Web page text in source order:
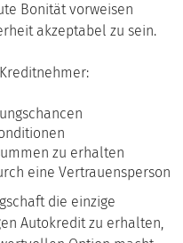
Bonität vorweisen
akzeptabel zu sein.
zu erhalten
eine Vertrauensperson
die einzige
Autokredit zu erhalten,